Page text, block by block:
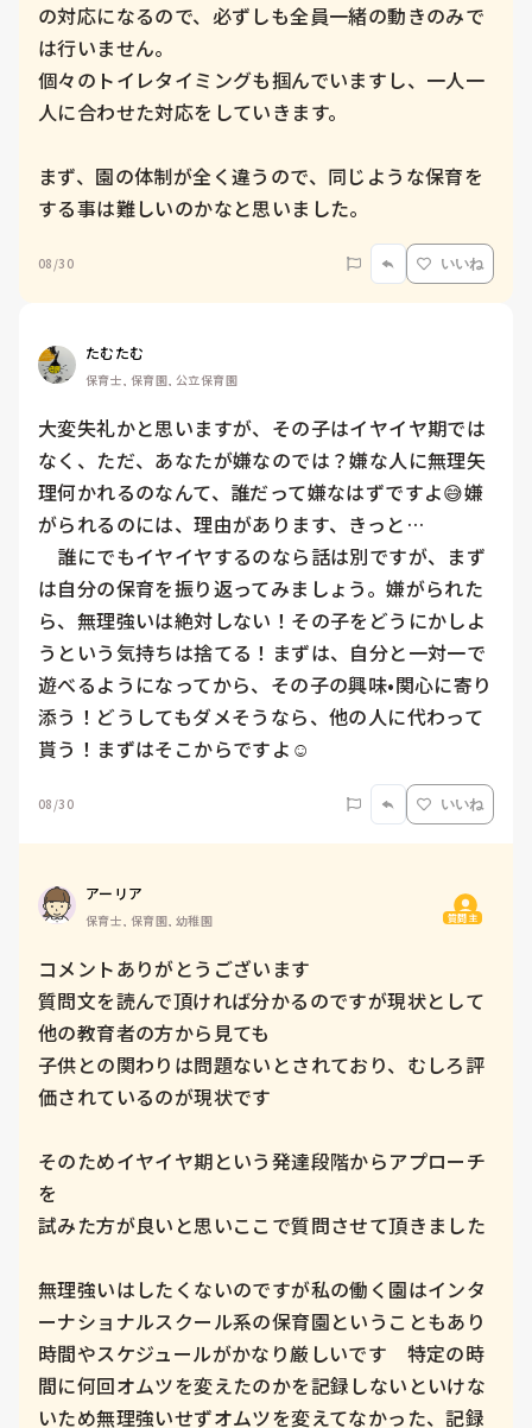
の対応になるので、必ずしも全員一緒の動きのみで
は行いません。
個々のトイレタイミングも掴んでいますし、一人一
人に合わせた対応をしていきます。
まず、園の体制が全く違うので、同じような保育を
する事は難しいのかなと思いました。
08/30 いいね
たむたむ
保育士, 保育園, 公立保育園
大変失礼かと思いますが、その子はイヤイヤ期では
なく、ただ、あなたが嫌なのでは？嫌な人に無理矢
理何かれるのなんて、誰だって嫌なはずですよ😅嫌
がられるのには、理由があります、きっと…
誰にでもイヤイヤするのなら話は別ですが、まず
は自分の保育を振り返ってみましょう。嫌がられた
ら、無理強いは絶対しない！その子をどうにかしよ
うという気持ちは捨てる！まずは、自分と一対一で
遊べるようになってから、その子の興味•関心に寄り
添う！どうしてもダメそうなら、他の人に代わって
貰う！まずはそこからですよ☺️
08/30 いいね
アーリア
保育士, 保育園, 幼稚園 質問主
コメントありがとうございます
質問文を読んで頂ければ分かるのですが現状として
他の教育者の方から見ても
子供との関わりは問題ないとされており、むしろ評
価されているのが現状です
そのためイヤイヤ期という発達段階からアプローチ
を
試みた方が良いと思いここで質問させて頂きました
無理強いはしたくないのですが私の働く園はインタ
ーナショナルスクール系の保育園ということもあり
時間やスケジュールがかなり厳しいです　特定の時
間に何回オムツを変えたのかを記録しないといけな
いため無理強いせずオムツを変えてなかった、記録